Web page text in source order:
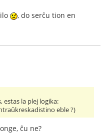
, do serĉu tion en
estas la plej logika:
eble ?)
ĉu ne?